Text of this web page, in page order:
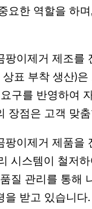
요한 역할을 하
팡이제거 제조를
상표 부착 생산)
구를 반영하여
장점은 고객 맞
팡이제거 제품을
시스템이 철저
질 관리를 통해
을 받고 있습니다.